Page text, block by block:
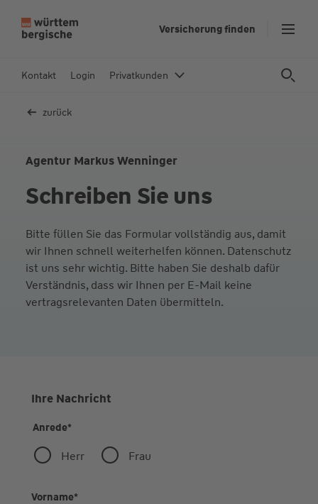
In
Versicherung finden
Kontakt Login Privatkunden
zurück
Agentur Markus Wenninger
Schreiben Sie uns
Bitte füllen Sie das Formular vollständig aus, damit
wir Ihnen schnell weiterhelfen können. Datenschutz
ist uns sehr wichtig. Bitte haben Sie deshalb dafür
Verständnis, dass wir Ihnen per E-Mail keine
vertragsrelevanten Daten übermitteln.
Ihre Nachricht
Anrede*
Herr Frau
Vorname*